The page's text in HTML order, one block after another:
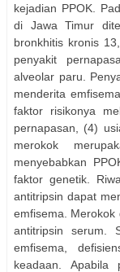
kejadian PPOK.
di Jawa Timur
bronkhitis kronis
penyakit
alveolar paru.
menderita
faktor risikonya
pernapasan, (4)
merokok
menyebabkan
faktor genetik.
antitripsin dapat
emfisema. Merokok
antitripsin serum.
emfisema,
keadaan. Apabila